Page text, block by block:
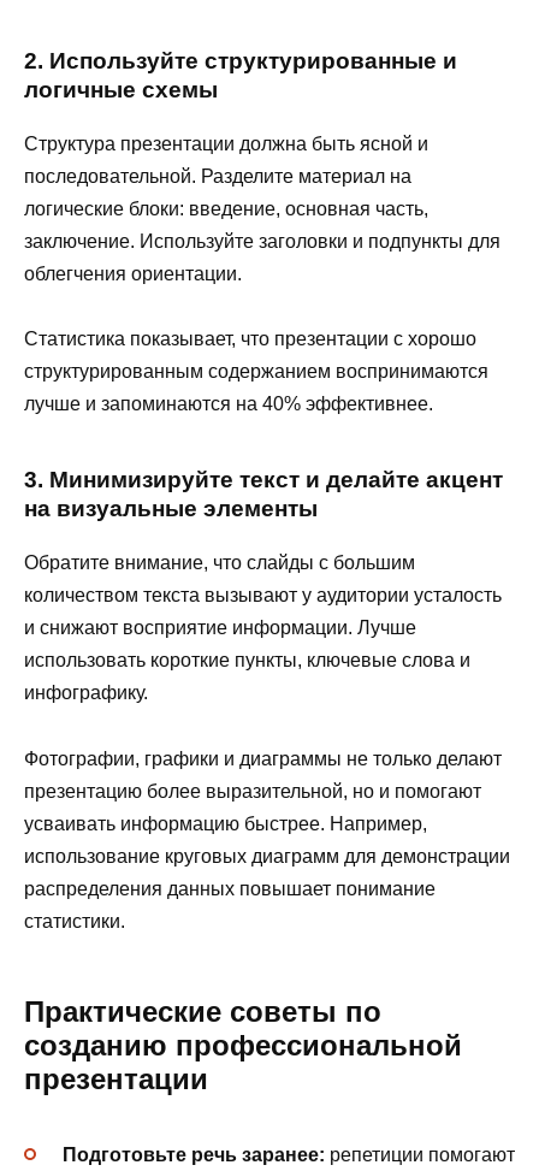
2. Используйте структурированные и
логичные схемы
Структура презентации должна быть ясной и
последовательной. Разделите материал на
логические блоки: введение, основная часть,
заключение. Используйте заголовки и подпункты для
облегчения ориентации.
Статистика показывает, что презентации с хорошо
структурированным содержанием воспринимаются
лучше и запоминаются на 40% эффективнее.
3. Минимизируйте текст и делайте акцент
на визуальные элементы
Обратите внимание, что слайды с большим
количеством текста вызывают у аудитории усталость
и снижают восприятие информации. Лучше
использовать короткие пункты, ключевые слова и
инфографику.
Фотографии, графики и диаграммы не только делают
презентацию более выразительной, но и помогают
усваивать информацию быстрее. Например,
использование круговых диаграмм для демонстрации
распределения данных повышает понимание
статистики.
Практические советы по
созданию профессиональной
презентации
Подготовьте речь заранее: репетиции помогают